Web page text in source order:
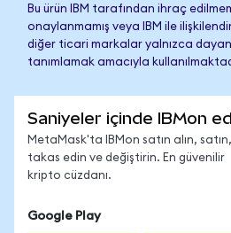
Bu ürün IBM tarafından ihraç
onaylanmamış veya IBM ile
diğer ticari markalar yalnızca
tanımlamak amacıyla
Saniyeler içinde IBMon
MetaMask'ta IBMon satın alın, satın,
takas edin ve değiştirin. En güvenilir
kripto cüzdanı.
Google Play